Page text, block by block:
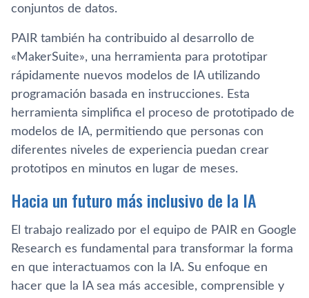
conjuntos de datos.
PAIR también ha contribuido al desarrollo de
«MakerSuite», una herramienta para prototipar
rápidamente nuevos modelos de IA utilizando
programación basada en instrucciones. Esta
herramienta simplifica el proceso de prototipado de
modelos de IA, permitiendo que personas con
diferentes niveles de experiencia puedan crear
prototipos en minutos en lugar de meses.
Hacia un futuro más inclusivo de la IA
El trabajo realizado por el equipo de PAIR en Google
Research es fundamental para transformar la forma
en que interactuamos con la IA. Su enfoque en
hacer que la IA sea más accesible, comprensible y